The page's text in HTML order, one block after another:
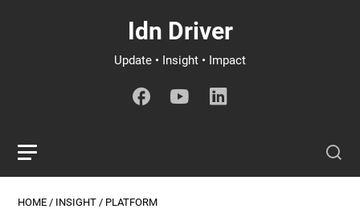
Idn Driver
Update • Insight • Impact
HOME / INSIGHT / PLATFORM